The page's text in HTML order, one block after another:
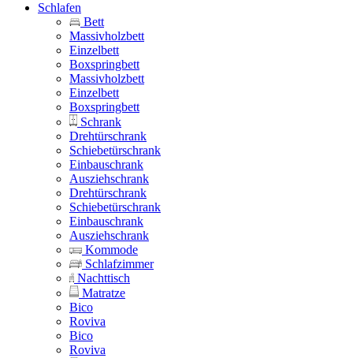
Schlafen
Bett
Massivholzbett
Einzelbett
Boxspringbett
Massivholzbett
Einzelbett
Boxspringbett
Schrank
Drehtürschrank
Schiebetürschrank
Einbauschrank
Ausziehschrank
Drehtürschrank
Schiebetürschrank
Einbauschrank
Ausziehschrank
Kommode
Schlafzimmer
Nachttisch
Matratze
Bico
Roviva
Bico
Roviva